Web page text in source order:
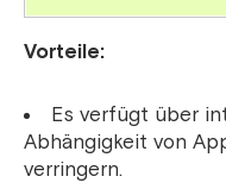
Vorteile:
Es verfügt über
Abhängigkeit von
verringern.